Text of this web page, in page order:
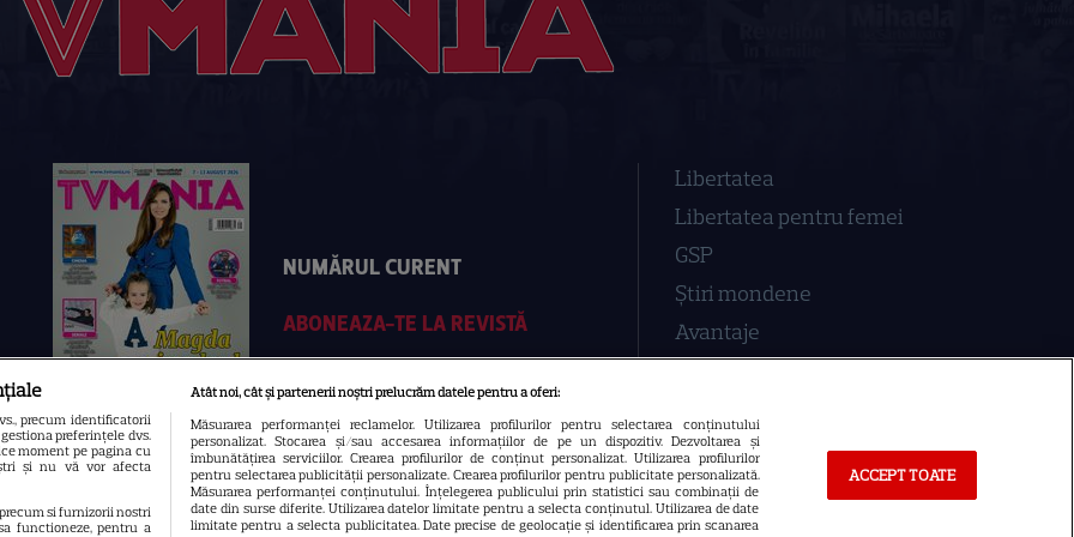
NUMĂRUL CURENT
ABONEAZA-TE LA REVISTĂ
Libertatea
Libertatea pentru femei
GSP
Știri mondene
Avantaje
Retete practice
precum identificatorii
preferințele dvs.
moment pe pagina cu
și nu vă vor afecta
si furnizorii nostri
functioneze, pentru a
Atât noi, cât și partenerii noștri prelucrăm datele pentru a oferi:
Măsurarea performanței reclamelor. Utilizarea profilurilor pentru selectarea conținutului
personalizat. Stocarea și/sau accesarea informațiilor de pe un dispozitiv. Dezvoltarea și
îmbunătățirea serviciilor. Crearea profilurilor de conținut personalizat. Utilizarea profilurilor
pentru selectarea publicității personalizate. Crearea profilurilor pentru publicitate personalizată.
Măsurarea performanței conținutului. Înțelegerea publicului prin statistici sau combinații de
date din surse diferite. Utilizarea datelor limitate pentru a selecta conținutul. Utilizarea de date
limitate pentru a selecta publicitatea. Date precise de geolocație și identificarea prin scanarea
ACCEPT TOATE